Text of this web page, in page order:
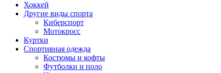
Хоккей
Другие виды спорта
Киберспорт
Мотокросс
Куртки
Спортивная одежда
Костюмы и кофты
Футболки и поло